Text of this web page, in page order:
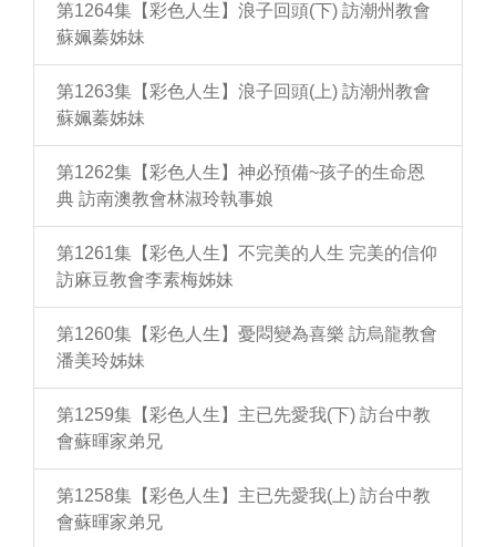
第1264集【彩色人生】浪子回頭(下) 訪潮州教會
蘇姵蓁姊妹
第1263集【彩色人生】浪子回頭(上) 訪潮州教會
蘇姵蓁姊妹
第1262集【彩色人生】神必預備~孩子的生命恩
典 訪南澳教會林淑玲執事娘
第1261集【彩色人生】不完美的人生 完美的信仰
訪麻豆教會李素梅姊妹
第1260集【彩色人生】憂悶變為喜樂 訪烏龍教會
潘美玲姊妹
第1259集【彩色人生】主已先愛我(下) 訪台中教
會蘇暉家弟兄
第1258集【彩色人生】主已先愛我(上) 訪台中教
會蘇暉家弟兄